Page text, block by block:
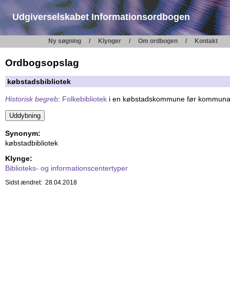
Udgiverselskabet Informationsordbogen
Ny søgning Klynger Om ordbogen Kontakt
Ordbogsopslag
købstadsbibliotek
Historisk begreb: Folkebibliotek i en købstadskommune før
Synonym:
købstadbibliotek
Klynge:
Biblioteks- og informationscentertyper
Sidst ændret: 28.04.2018